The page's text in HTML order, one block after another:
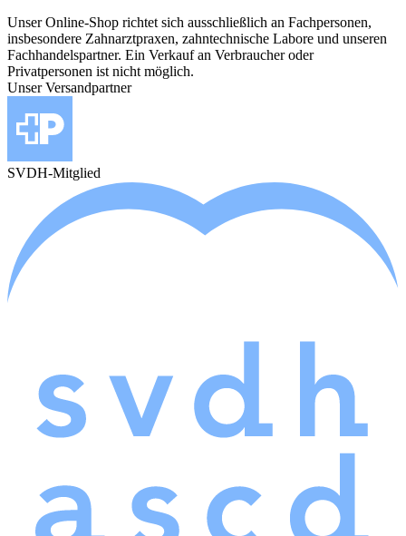
Unser Online-Shop richtet sich ausschließlich an Fachpersonen,
insbesondere Zahnarztpraxen, zahntechnische Labore und unseren
Fachhandelspartner. Ein Verkauf an Verbraucher oder
Privatpersonen ist nicht möglich.
Unser Versandpartner
SVDH-Mitglied